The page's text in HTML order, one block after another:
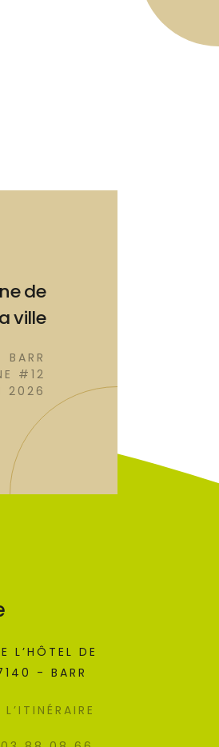
de
ville
BARR
#12
2026
L’HÔTEL DE
- BARR